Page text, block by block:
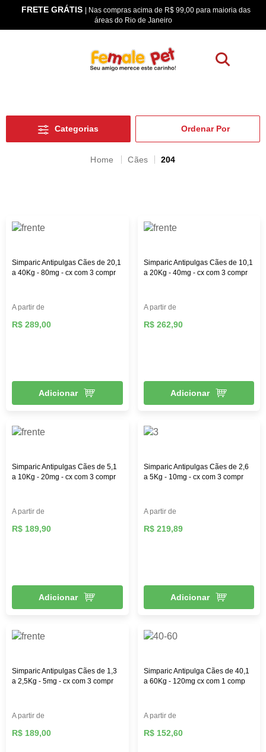
FRETE GRÁTIS | Nas compras acima de R$ 99,00 para maioria das
áreas do Rio de Janeiro
Cães 204
Categorias
Simparic Antipulgas Cães de 20,1
a 40Kg - 80mg - cx com 3 compr
A partir de
R$ 289,00
Adicionar
Simparic Antipulgas Cães de 10,1
a 20Kg - 40mg - cx com 3 compr
A partir de
R$ 262,90
Adicionar
Simparic Antipulgas Cães de 5,1
a 10Kg - 20mg - cx com 3 compr
A partir de
R$ 189,90
Adicionar
Simparic Antipulgas Cães de 2,6
a 5Kg - 10mg - cx com 3 compr
A partir de
R$ 219,89
Adicionar
Simparic Antipulgas Cães de 1,3
a 2,5Kg - 5mg - cx com 3 compr
A partir de
R$ 189,00
Simparic Antipulga Cães de 40,1
a 60Kg - 120mg cx com 1 comp
A partir de
R$ 152,60